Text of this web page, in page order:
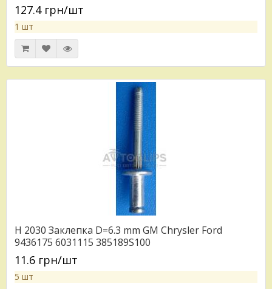
127.4 грн/шт
1 шт
H 2030 Заклепка D=6.3 mm GM Chrysler Ford
9436175 6031115 385189S100
11.6 грн/шт
5 шт